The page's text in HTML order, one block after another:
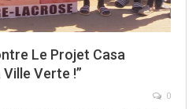
Le Projet Casa
Verte !”
0